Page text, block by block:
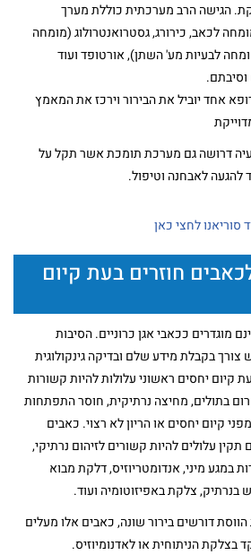
הגישה הרב מערכתית כוללת מערך
לכאב, כירורג, גסטרואנטרולוג (מומחה
לבעיות מע' השתן), אורטופד ועוד
אחד יוביל את הבירור וירכז את המאמץ
דרושה גם מערכת תומכת אשר תקל על
להגעה לאבחנה וטיפול.
לחצי כאן
חוזרים בעת קיום
מוגדרים ככאבי אגן כרוניים. הסיבות
צורך בקבלת מידע שלם ובדיקה גינקולוגית
קיום יחסים ראשוני עלולות להיות קשורות
בתולים, מחיצה נרתיקית, חוסר התפתחות
קיום יחסים או הריון לא רצוי. כאבים
עלולים להיות קשורים לזיהום נרתיקי,
במגע מיני, אנדומטריוזיס, דלקת מבוא
בנרתיק, צלקת באפיזוטומיה ועוד.
דורשים בירור שונה, כאבים אלו מעלים
בצלקת הניתוחית או לאדנומיוזיס.